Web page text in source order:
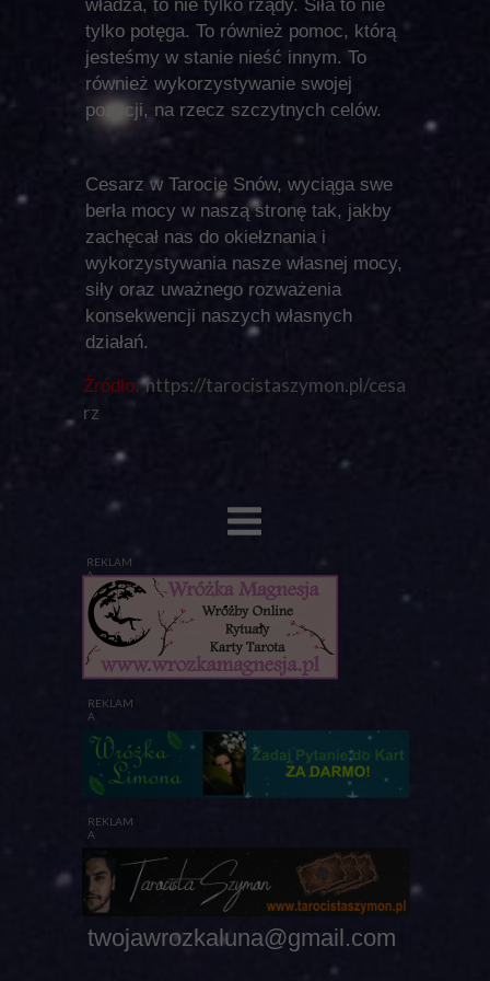
REKLAM
A
REKLAM
A
REKLAM
A
twojawrozkaluna@gmail.com
Źródło: https://tarocistaszymon.pl/cesa
rz
władza, to nie tylko rządy. Siła to nie
tylko potęga. To również pomoc, którą
jesteśmy w stanie nieść innym. To
również wykorzystywanie swojej
pozycji, na rzecz szczytnych celów.
Cesarz w Tarocie Snów, wyciąga swe
berła mocy w naszą stronę tak, jakby
zachęcał nas do okiełznania i
wykorzystywania nasze własnej mocy,
siły oraz uważnego rozważenia
konsekwencji naszych własnych
działań.